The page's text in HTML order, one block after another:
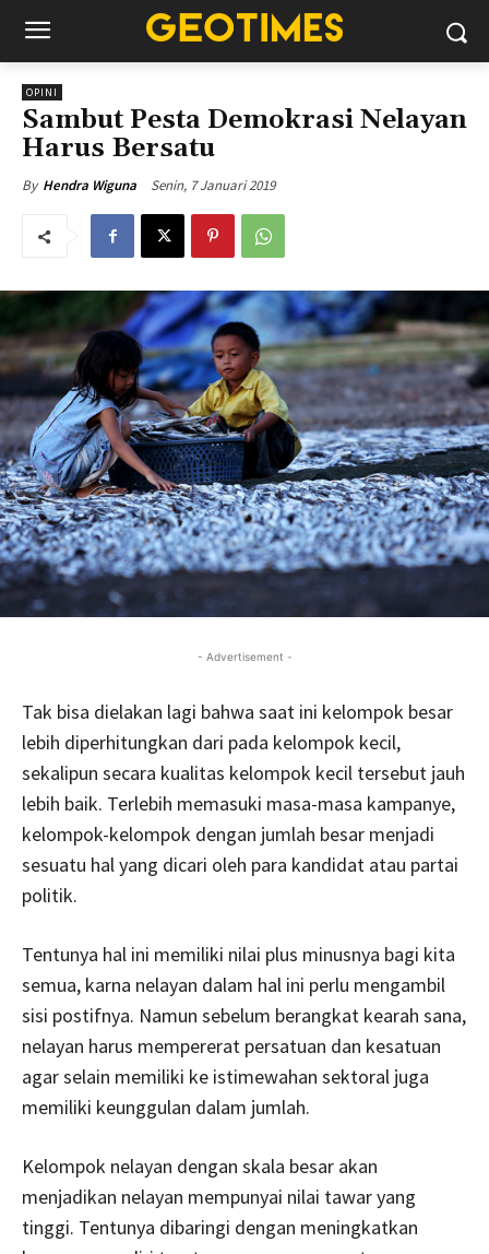
OPINI
Sambut Pesta Demokrasi Nelayan
Harus Bersatu
By Hendra Wiguna Senin, 7 Januari 2019
- Advertisement -
Tak bisa dielakan lagi bahwa saat ini kelompok besar
lebih diperhitungkan dari pada kelompok kecil,
sekalipun secara kualitas kelompok kecil tersebut jauh
lebih baik. Terlebih memasuki masa-masa kampanye,
kelompok-kelompok dengan jumlah besar menjadi
sesuatu hal yang dicari oleh para kandidat atau partai
politik.
Tentunya hal ini memiliki nilai plus minusnya bagi kita
semua, karna nelayan dalam hal ini perlu mengambil
sisi postifnya. Namun sebelum berangkat kearah sana,
nelayan harus mempererat persatuan dan kesatuan
agar selain memiliki ke istimewahan sektoral juga
memiliki keunggulan dalam jumlah.
Kelompok nelayan dengan skala besar akan
menjadikan nelayan mempunyai nilai tawar yang
tinggi. Tentunya dibaringi dengan meningkatkan